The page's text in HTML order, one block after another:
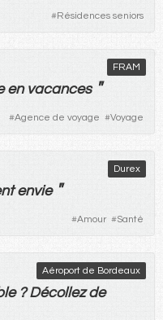
#Résidences seniors
FRAM
en vacances "
#Agence de voyage #Voyage
Durex
envie "
#Amour #Santé
Aéroport de Bordeaux
?Décollez de